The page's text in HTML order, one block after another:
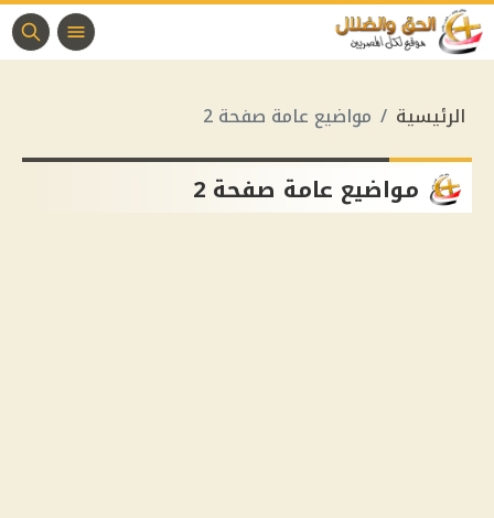
الرئيسية مواضيع عامة صفحة 2
مواضيع عامة صفحة 2